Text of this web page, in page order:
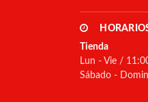
Tienda
Lun - Vie /
Sábado -